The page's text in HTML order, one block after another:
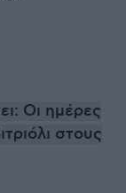
Οι ημέρες
στους